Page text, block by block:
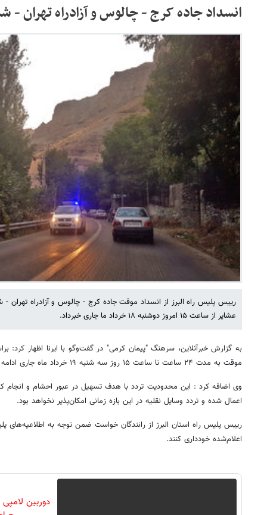
انسداد جاده کرج - چالوس و آزادراه تهران -
رییس پلیس راه البرز از انسداد موقت جاده کرج - چالوس و آزادراه
عشایر از ساعت ۱۵ امروز دوشنبه ۱۸ خرداد ما جاری خبرداد.
به گزارش خبرآنلاین، سرهنگ "پیمان کرمی" در گفت‌وگو با ایرنا اظهار کرد:
موقت به مدت ۲۴ ساعت تا ساعت ۱۵ روز سه شنبه ۱۹ خرداد ماه جاری ادامه دارد.
وی اضافه کرد : این محدودیت تردد با هدف تسهیل در عبور احشام و
اعمال شده و تردد وسایل نقلیه در این بازه زمانی امکان‌پذیر نخواهد بود.
رییس پلیس راه استان البرز از رانندگان خواست ضمن توجه به اطلاعیه‌های
اعلام‌شده خودداری کنند.
دوربین لامپی